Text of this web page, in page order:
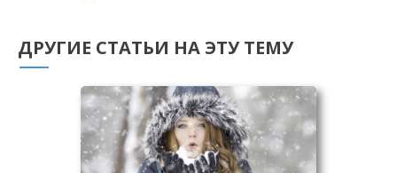
ДРУГИЕ СТАТЬИ НА ЭТУ ТЕМУ